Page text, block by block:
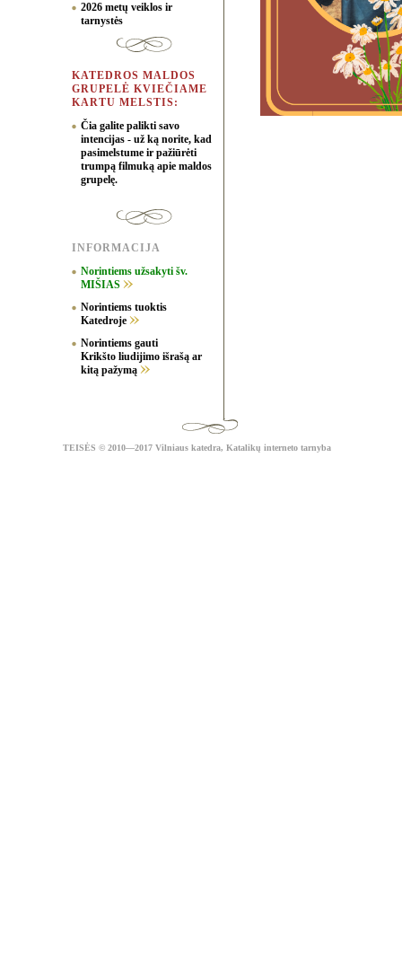
2026 metų veiklos ir
tarnystės
KATEDROS MALDOS
GRUPELĖ KVIEČIAME
KARTU MELSTIS:
Čia galite palikti savo
intencijas - už ką norite, kad
pasimelstume ir pažiūrėti
trumpą filmuką apie maldos
grupelę.
INFORMACIJA
Norintiems užsakyti šv.
MIŠIAS
Norintiems tuoktis
Katedroje
Norintiems gauti
Krikšto liudijimo išrašą ar
kitą pažymą
TEISĖS © 2010—2017 Vilniaus katedra, Katalikų interneto tarnyba